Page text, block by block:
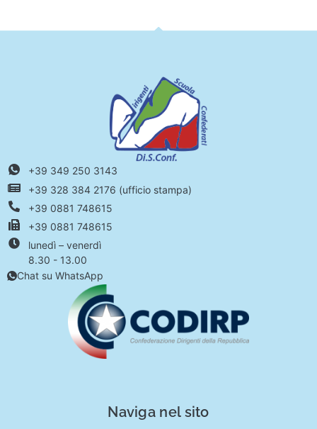
+39 349 250 3143
+39 328 384 2176 (ufficio stampa)
+39 0881 748615
+39 0881 748615
lunedì – venerdì
8.30 - 13.00
Chat su WhatsApp
Naviga nel sito